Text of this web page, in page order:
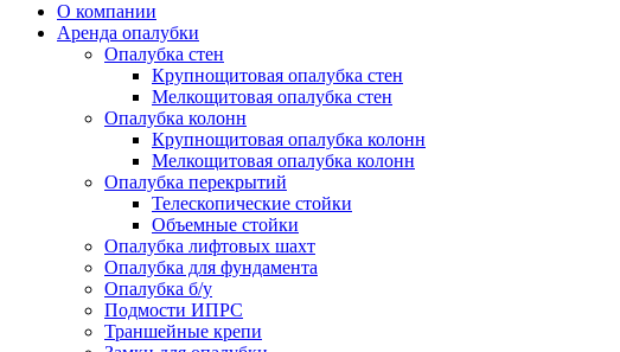
О компании
Аренда опалубки
Опалубка стен
Крупнощитовая опалубка стен
Мелкощитовая опалубка стен
Опалубка колонн
Крупнощитовая опалубка колонн
Мелкощитовая опалубка колонн
Опалубка перекрытий
Телескопические стойки
Объемные стойки
Опалубка лифтовых шахт
Опалубка для фундамента
Опалубка б/у
Подмости ИПРС
Траншейные крепи